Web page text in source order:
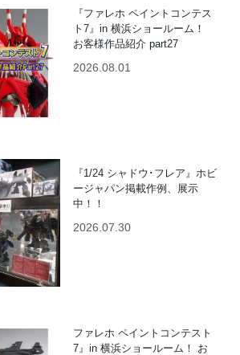
『ファレホ ペイントコンテス
ト7』in 横浜ショールーム！
お客様作品紹介 part27
2026.08.01
『1/24 シャドウ･フレア』ホビ
ージャパン掲載作例、展示
中！！
2026.07.30
ファレホ ペイントコンテスト
7』in 横浜ショールーム！ お